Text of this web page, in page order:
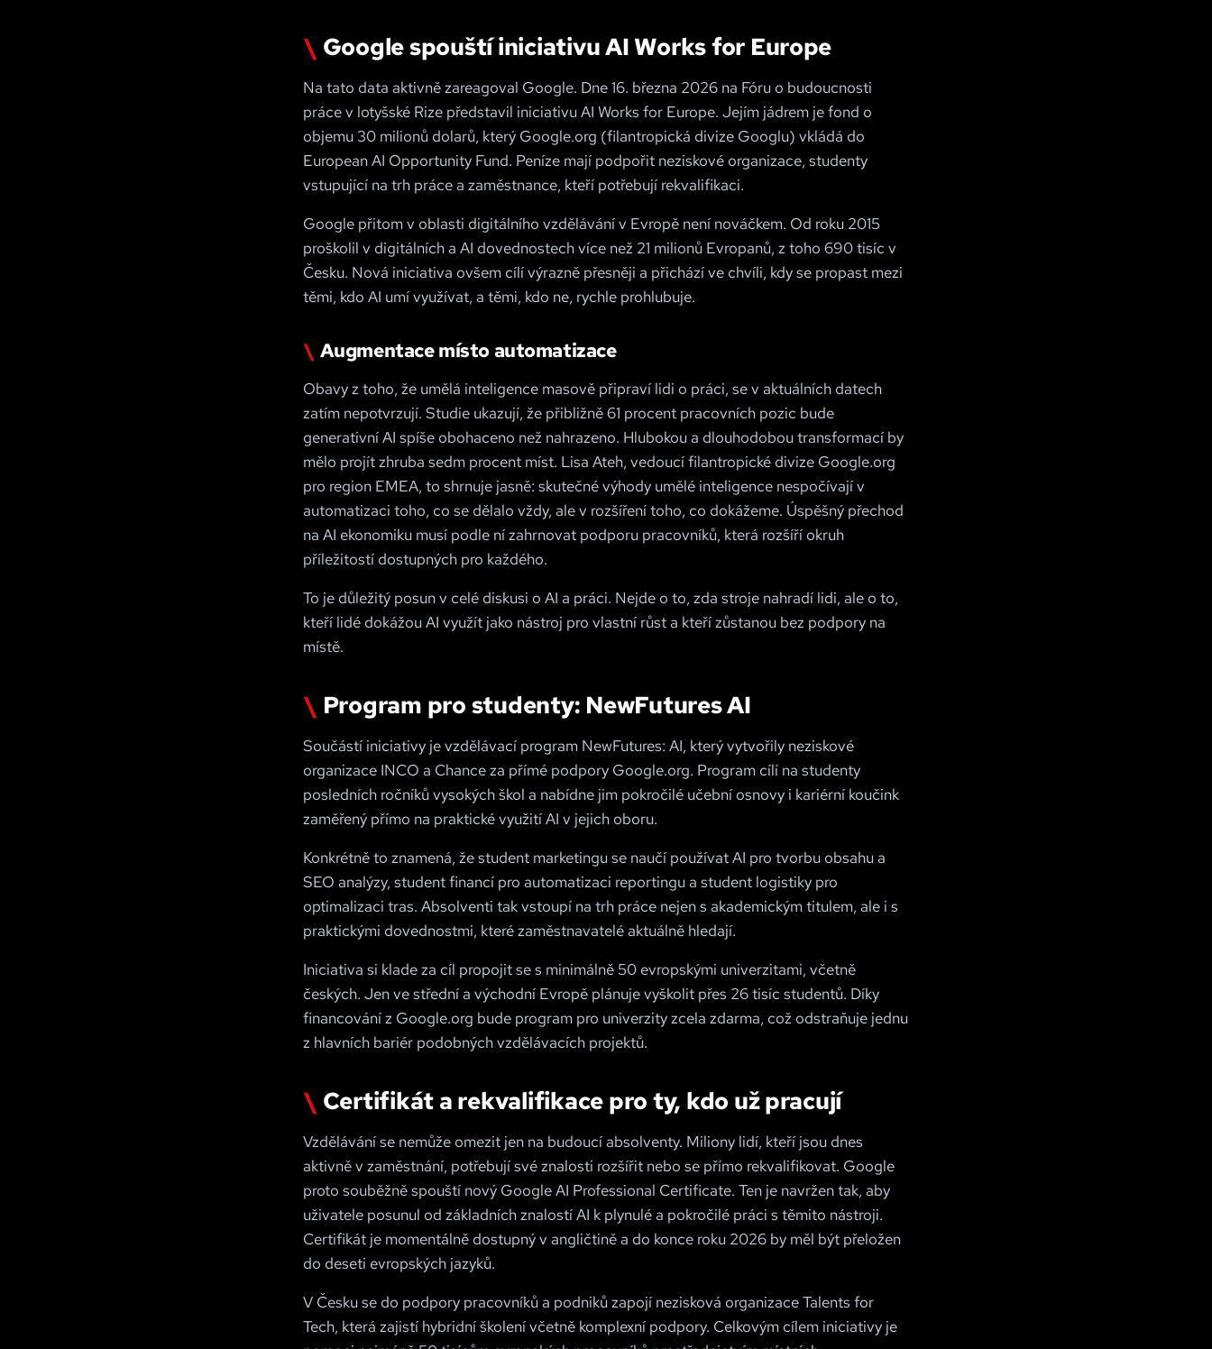
Google spouští iniciativu AI Works for Europe
Na tato data aktivně zareagoval Google. Dne 16. března 2026 na Fóru o budoucnosti
práce v lotyšské Rize představil iniciativu AI Works for Europe. Jejím jádrem je fond o
objemu 30 milionů dolarů, který Google.org (filantropická divize Googlu) vkládá do
European AI Opportunity Fund. Peníze mají podpořit neziskové organizace, studenty
vstupující na trh práce a zaměstnance, kteří potřebují rekvalifikaci.
Google přitom v oblasti digitálního vzdělávání v Evropě není nováčkem. Od roku 2015
proškolil v digitálních a AI dovednostech více než 21 milionů Evropanů, z toho 690 tisíc v
Česku. Nová iniciativa ovšem cílí výrazně přesněji a přichází ve chvíli, kdy se propast mezi
těmi, kdo AI umí využívat, a těmi, kdo ne, rychle prohlubuje.
Augmentace místo automatizace
Obavy z toho, že umělá inteligence masově připraví lidi o práci, se v aktuálních datech
zatím nepotvrzují. Studie ukazují, že přibližně 61 procent pracovních pozic bude
generativní AI spíše obohaceno než nahrazeno. Hlubokou a dlouhodobou transformací by
mělo projít zhruba sedm procent míst. Lisa Ateh, vedoucí filantropické divize Google.org
pro region EMEA, to shrnuje jasně: skutečné výhody umělé inteligence nespočívají v
automatizaci toho, co se dělalo vždy, ale v rozšíření toho, co dokážeme. Úspěšný přechod
na AI ekonomiku musí podle ní zahrnovat podporu pracovníků, která rozšíří okruh
příležitostí dostupných pro každého.
To je důležitý posun v celé diskusi o AI a práci. Nejde o to, zda stroje nahradí lidi, ale o to,
kteří lidé dokážou AI využít jako nástroj pro vlastní růst a kteří zůstanou bez podpory na
místě.
Program pro studenty: NewFutures AI
Součástí iniciativy je vzdělávací program NewFutures: AI, který vytvořily neziskové
organizace INCO a Chance za přímé podpory Google.org. Program cílí na studenty
posledních ročníků vysokých škol a nabídne jim pokročilé učební osnovy i kariérní koučink
zaměřený přímo na praktické využití AI v jejich oboru.
Konkrétně to znamená, že student marketingu se naučí používat AI pro tvorbu obsahu a
SEO analýzy, student financí pro automatizaci reportingu a student logistiky pro
optimalizaci tras. Absolventi tak vstoupí na trh práce nejen s akademickým titulem, ale i s
praktickými dovednostmi, které zaměstnavatelé aktuálně hledají.
Iniciativa si klade za cíl propojit se s minimálně 50 evropskými univerzitami, včetně
českých. Jen ve střední a východní Evropě plánuje vyškolit přes 26 tisíc studentů. Díky
financování z Google.org bude program pro univerzity zcela zdarma, což odstraňuje jednu
z hlavních bariér podobných vzdělávacích projektů.
Certifikát a rekvalifikace pro ty, kdo už pracují
Vzdělávání se nemůže omezit jen na budoucí absolventy. Miliony lidí, kteří jsou dnes
aktivně v zaměstnání, potřebují své znalosti rozšířit nebo se přímo rekvalifikovat. Google
proto souběžně spouští nový Google AI Professional Certificate. Ten je navržen tak, aby
uživatele posunul od základních znalostí AI k plynulé a pokročilé práci s těmito nástroji.
Certifikát je momentálně dostupný v angličtině a do konce roku 2026 by měl být přeložen
do deseti evropských jazyků.
V Česku se do podpory pracovníků a podniků zapojí nezisková organizace Talents for
Tech, která zajistí hybridní školení včetně komplexní podpory. Celkovým cílem iniciativy je